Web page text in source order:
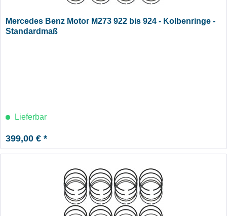
Mercedes Benz Motor M273 922 bis 924 - Kolbenringe -
Standardmaß
Lieferbar
399,00 € *